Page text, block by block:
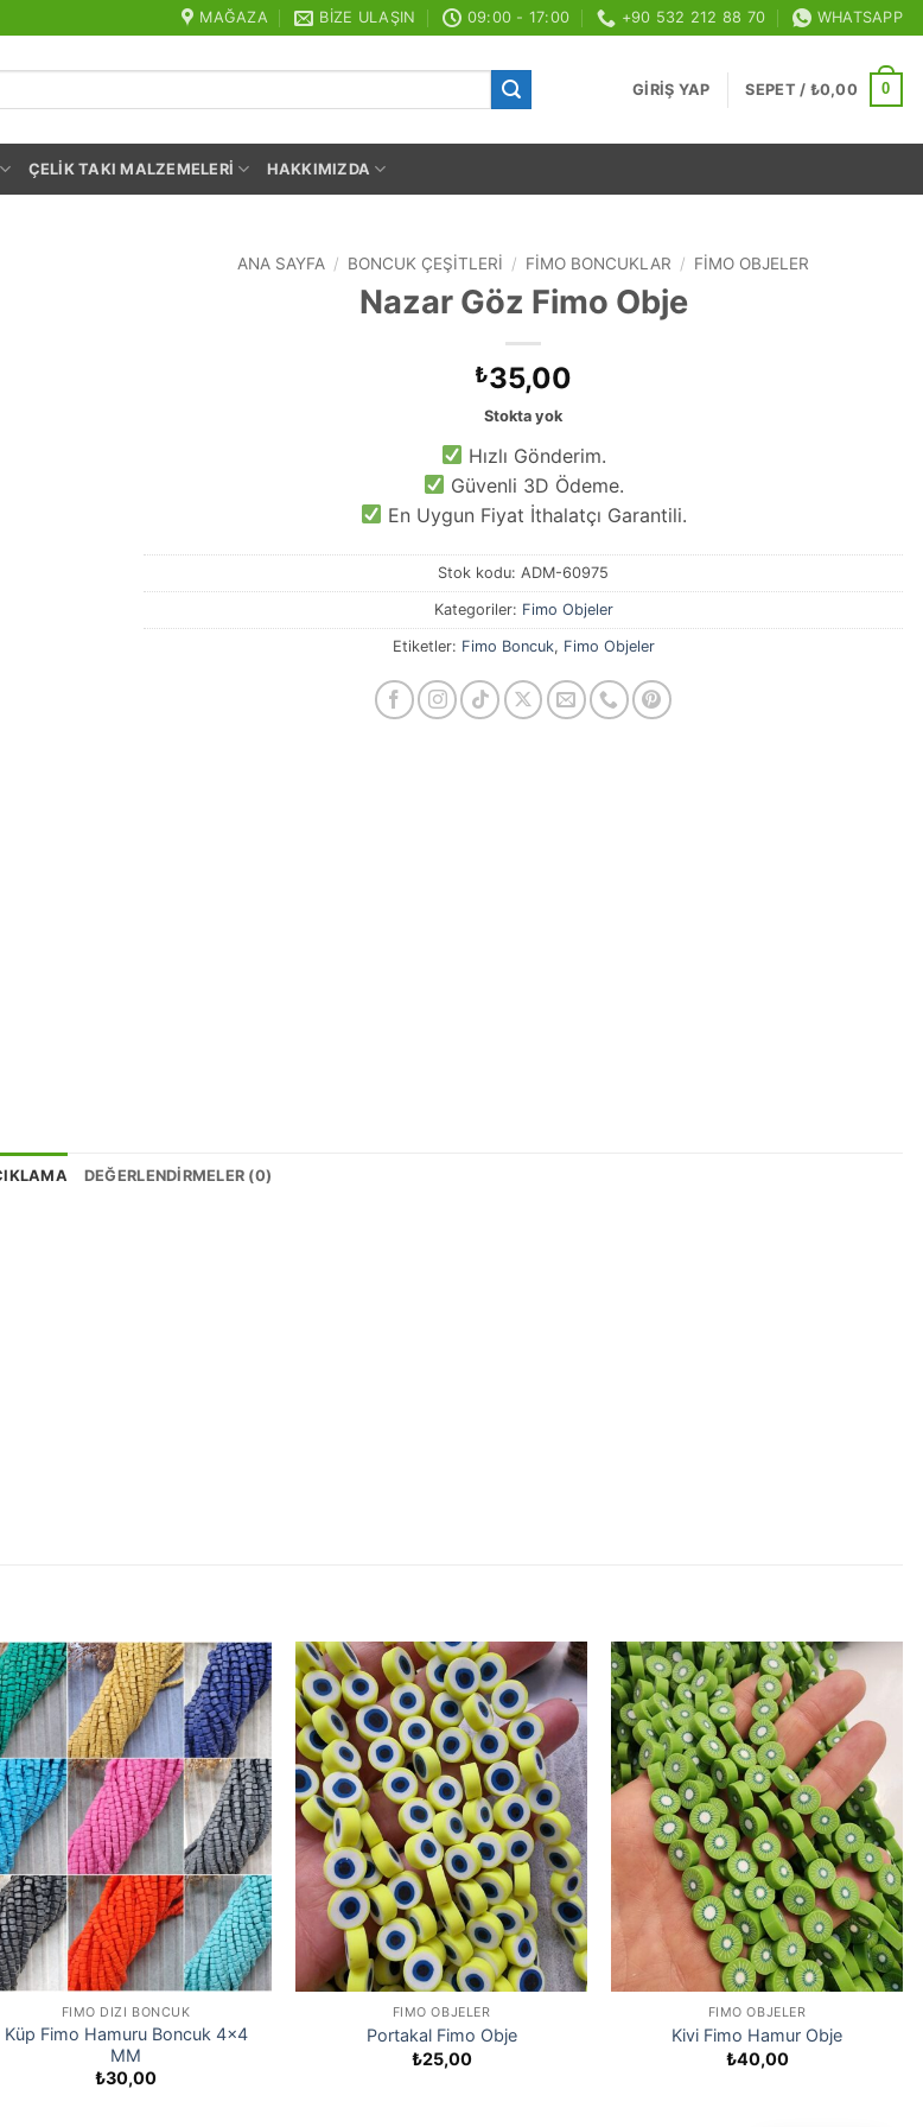
MAĞAZA BIZE ULAŞIN 09:00 - 17:00 +90 532 212 88 70 WHATSAPP
GIRIŞ YAP SEPET / ₺0,00 0
ÇELIK TAKI MALZEMELERI HAKKIMIZDA
ANA SAYFA / BONCUK ÇEŞITLERI / FIMO BONCUKLAR / FIMO OBJELER
Nazar Göz Fimo Obje
₺35,00
Stokta yok
Hızlı Gönderim.
Güvenli 3D Ödeme.
En Uygun Fiyat İthalatçı Garantili.
Stok kodu: ADM-60975
Kategoriler: Fimo Objeler
Etiketler: Fimo Boncuk, Fimo Objeler
DEĞERLENDIRMELER (0)
FIMO DIZI BONCUK
Küp Fimo Hamuru Boncuk 4×4
MM
₺30,00
FIMO OBJELER
Portakal Fimo Obje
₺25,00
FIMO OBJELER
Kivi Fimo Hamur Obje
₺40,00